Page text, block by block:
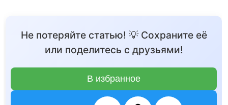
Не потеряйте статью! 💡 Сохраните её
или поделитесь с друзьями!
В избранное